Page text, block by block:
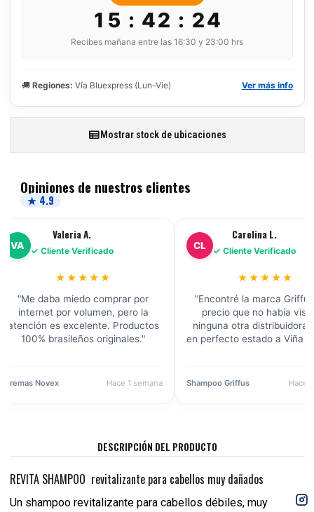
15 : 42 : 23
Recibes mañana entre las 16:30 y 23:00 hrs
🚚 Regiones: Vía Bluexpress (Lun-Vie) Ver más info
Mostrar stock de ubicaciones
Opiniones de nuestros clientes
★ 4.9
VA
Valeria A.
✓ Cliente Verificado
★★★★★
"Me daba miedo comprar por
internet por volumen, pero la
atención es excelente. Productos
100% brasileños originales."
Cremas Novex Hace 1 semana
CL
Carolina L.
✓ Cliente Verificado
★★★★★
"Encontré la marca
precio que no había
ninguna otra distribuidora.
en perfecto estado a Viña
Shampoo Griffus Hace
DESCRIPCIÓN DEL PRODUCTO
REVITA SHAMPOO revitalizante para cabellos muy dañados
Un shampoo revitalizante para cabellos débiles, muy